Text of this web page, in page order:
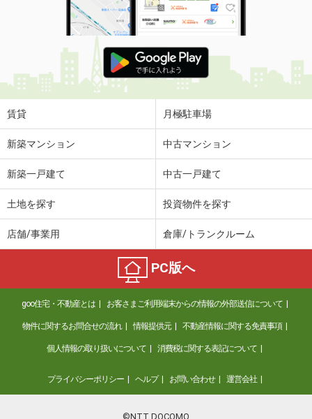
賃貸 月極駐車場
新築マンション 中古マンション
新築一戸建て 中古一戸建て
土地を探す 投資物件を探す
店舗/事業用 倉庫/トランクルーム
PC版へ
goo住宅・不動産とは お客さまご利用端末からの情報の外部送信について
物件に関するお問合せの流れ 情報提供元 不動産情報に関する免責事項
個人情報の取り扱いについて 消費税に関する表記について
プライバシーポリシー ヘルプ お問い合わせ 運営会社
©NTT DOCOMO